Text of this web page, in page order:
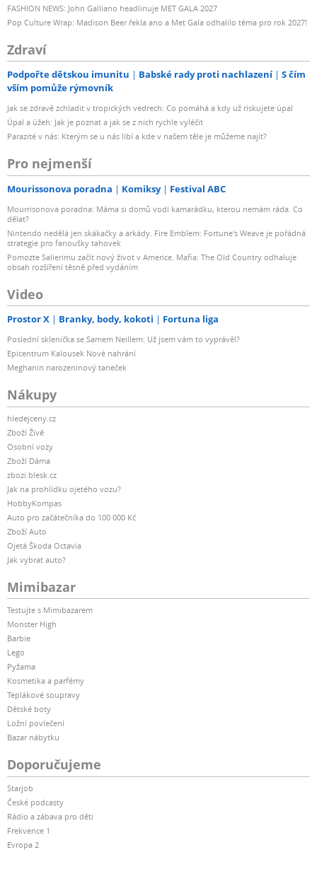
FASHION NEWS: John Galliano headlinuje MET GALA 2027
Pop Culture Wrap: Madison Beer řekla ano a Met Gala odhalilo téma pro rok 2027!
Zdraví
Podpořte dětskou imunitu Babské rady proti nachlazení
S čím
vším pomůže rýmovník
Jak se zdravě zchladit v tropických vedrech: Co pomáhá a kdy už riskujete úpal
Úpal a úžeh: Jak je poznat a jak se z nich rychle vyléčit
Parazité v nás: Kterým se u nás líbí a kde v našem těle je můžeme najít?
Pro nejmenší
Mourissonova poradna Komiksy Festival ABC
Mourrisonova poradna: Máma si domů vodí kamarádku, kterou nemám ráda. Co
dělat?
Nintendo nedělá jen skákačky a arkády. Fire Emblem: Fortune's Weave je pořádná
strategie pro fanoušky tahovek
Pomozte Salierimu začít nový život v Americe. Mafia: The Old Country odhaluje
obsah rozšíření těsně před vydáním
Video
Prostor X Branky, body, kokoti Fortuna liga
Poslední sklenička se Samem Neillem: Už jsem vám to vyprávěl?
Epicentrum Kalousek Nové nahrání
Meghanin narozeninový taneček
Nákupy
hledejceny.cz
Zboží Živě
Osobní vozy
Zboží Dáma
zbozi.blesk.cz
Jak na prohlídku ojetého vozu?
HobbyKompas
Auto pro začátečníka do 100 000 Kč
Zboží Auto
Ojetá Škoda Octavia
Jak vybrat auto?
Mimibazar
Testujte s Mimibazarem
Monster High
Barbie
Lego
Pyžama
Kosmetika a parfémy
Teplákové soupravy
Dětské boty
Ložní povlečení
Bazar nábytku
Doporučujeme
Starjob
České podcasty
Rádio a zábava pro děti
Frekvence 1
Evropa 2